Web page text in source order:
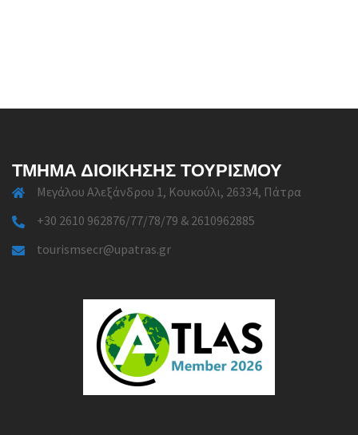
ΤΜΉΜΑ ΔΙΟΊΚΗΣΗΣ ΤΟΥΡΙΣΜΟΎ
Μεγάλου Αλεξάνδρου 1, Κουκούλι, 26334, Πάτρα
+30 2610 962876/77/78/79 & 2610962885
tourismsecr@upatras.gr